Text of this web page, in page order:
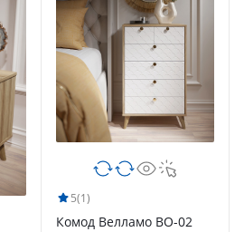
5(1)
Комод Велламо ВО-02